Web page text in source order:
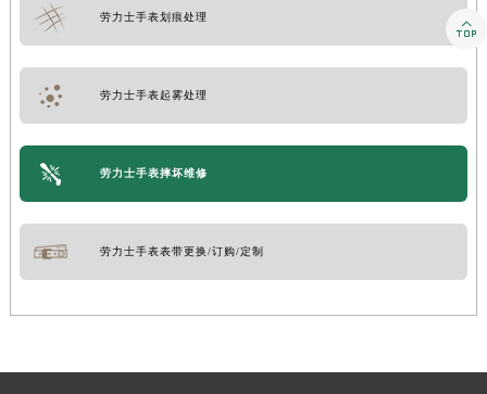
劳力士手表划痕处理
劳力士手表起雾处理
劳力士手表摔坏维修
劳力士手表表带更换/订购/定制
